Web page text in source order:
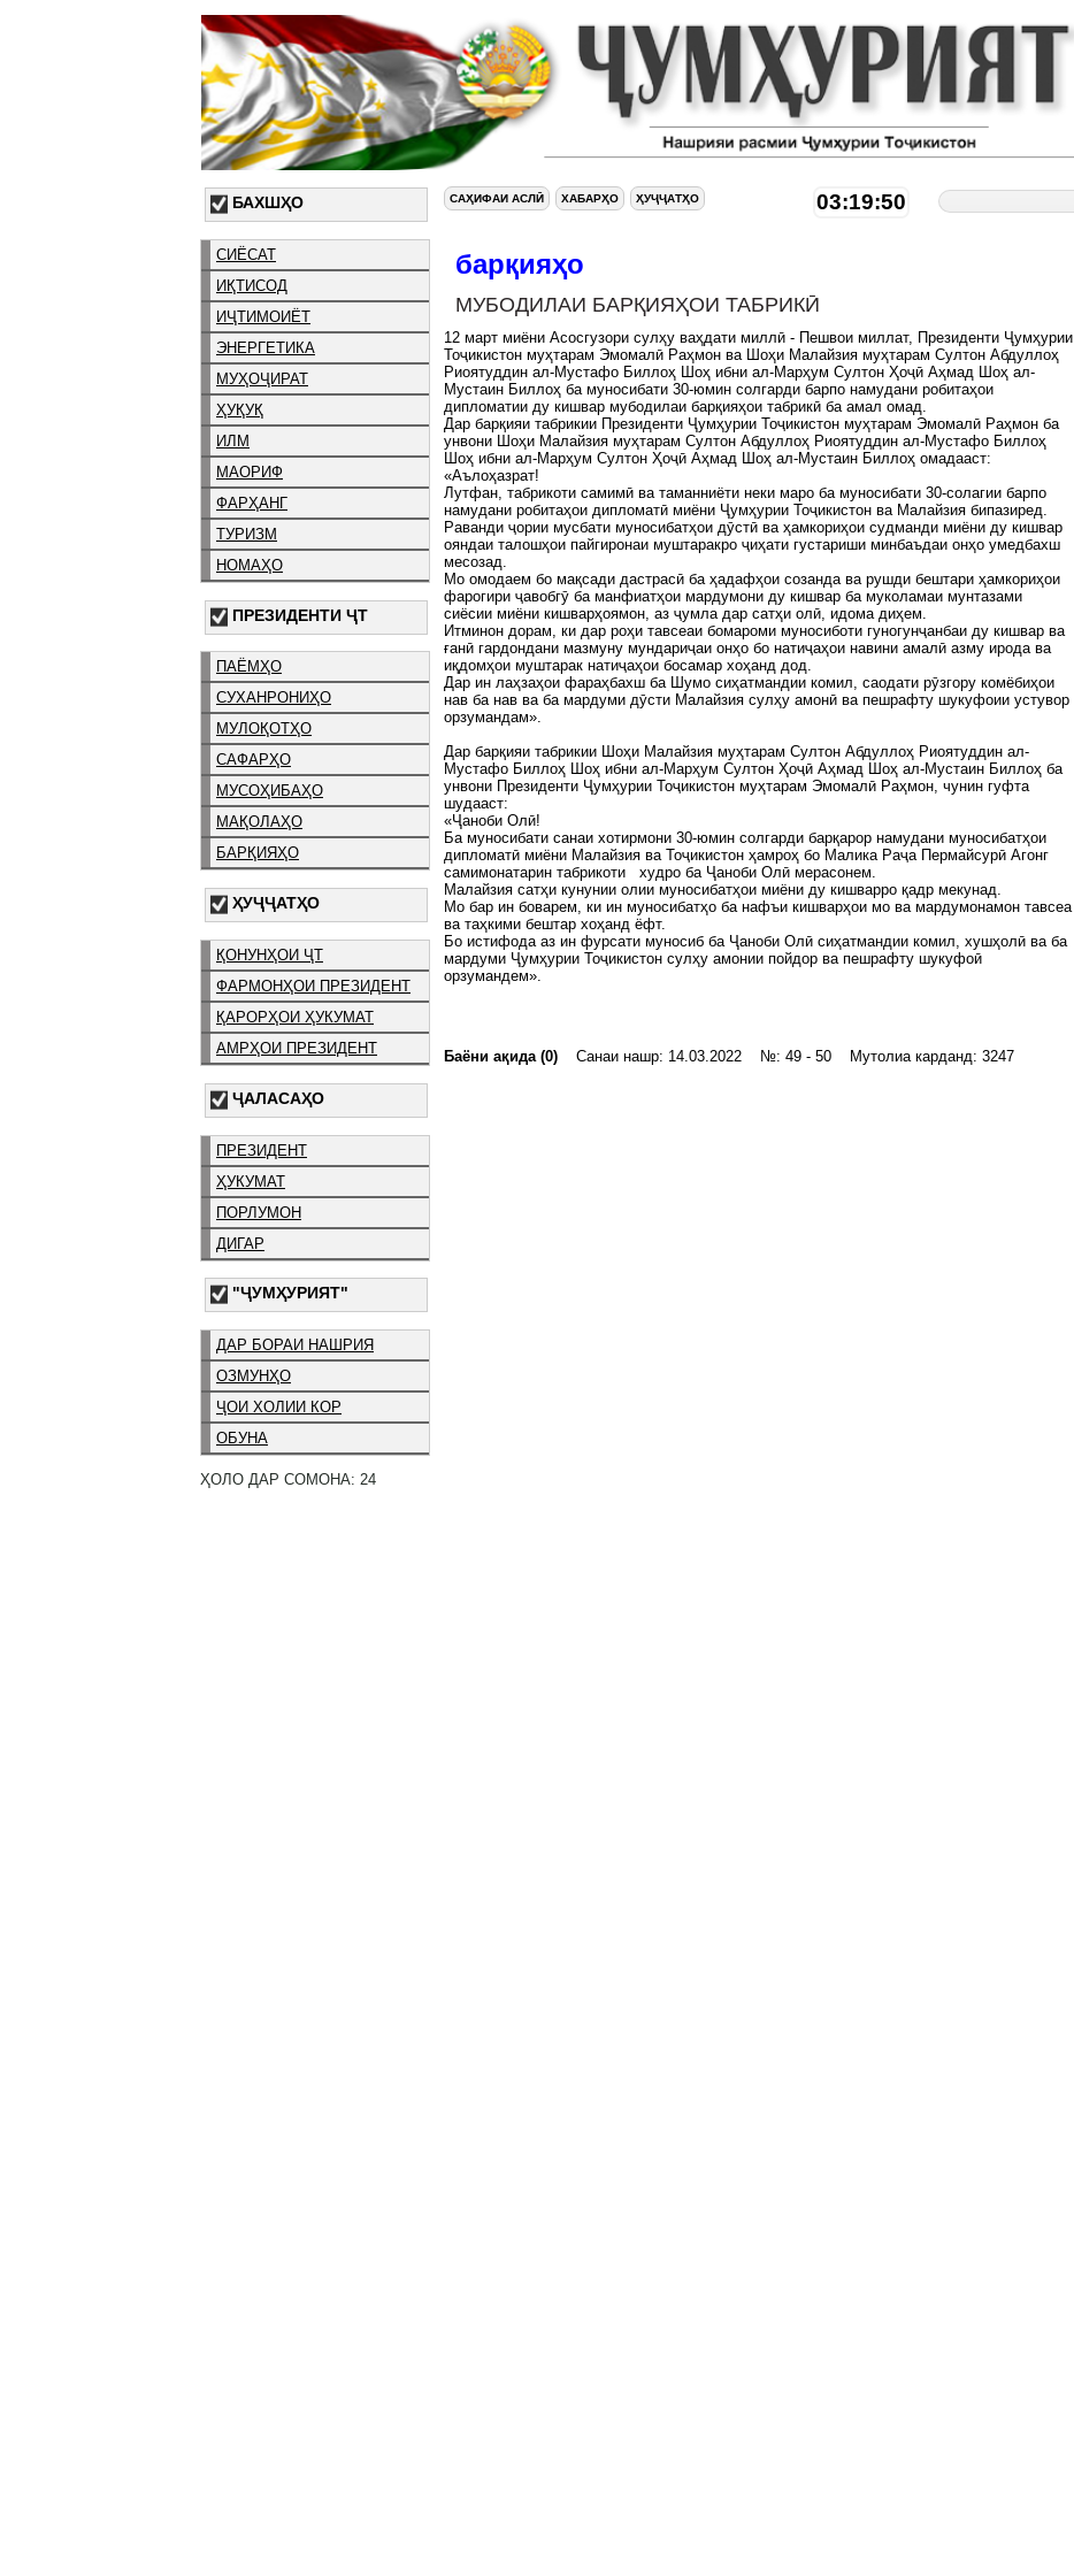
БАХШҲО
СИЁСАТ
ИҚТИСОД
ИҶТИМОИЁТ
ЭНЕРГЕТИКА
МУҲОҶИРАТ
ҲУҚУҚ
ИЛМ
МАОРИФ
ФАРҲАНГ
ТУРИЗМ
НОМАҲО
ПРЕЗИДЕНТИ ҶТ
ПАЁМҲО
СУХАНРОНИҲО
МУЛОҚОТҲО
САФАРҲО
МУСОҲИБАҲО
МАҚОЛАҲО
БАРҚИЯҲО
ҲУҶҶАТҲО
ҚОНУНҲОИ ҶТ
ФАРМОНҲОИ ПРЕЗИДЕНТ
ҚАРОРҲОИ ҲУКУМАТ
АМРҲОИ ПРЕЗИДЕНТ
ҶАЛАСАҲО
ПРЕЗИДЕНТ
ҲУКУМАТ
ПОРЛУМОН
ДИГАР
"ҶУМҲУРИЯТ"
ДАР БОРАИ НАШРИЯ
ОЗМУНҲО
ҶОИ ХОЛИИ КОР
ОБУНА
ҲОЛО ДАР СОМОНА: 24
САҲИФАИ АСЛӢ ХАБАРҲО ҲУҶҶАТҲО 03:19:51
барқияҳо
МУБОДИЛАИ БАРҚИЯҲОИ ТАБРИКӢ
12 март миёни Асосгузори сулҳу ваҳдати миллӣ - Пешвои миллат, Президенти Ҷумҳурии
Тоҷикистон муҳтарам Эмомалӣ Раҳмон ва Шоҳи Малайзия муҳтарам Султон Абдуллоҳ
Риоятуддин ал-Мустафо Биллоҳ Шоҳ ибни ал-Марҳум Султон Ҳоҷӣ Аҳмад Шоҳ ал-
Мустаин Биллоҳ ба муносибати 30-юмин солгарди барпо намудани робитаҳои
дипломатии ду кишвар мубодилаи барқияҳои табрикӣ ба амал омад.
Дар барқияи табрикии Президенти Ҷумҳурии Тоҷикистон муҳтарам Эмомалӣ Раҳмон ба
унвони Шоҳи Малайзия муҳтарам Султон Абдуллоҳ Риоятуддин ал-Мустафо Биллоҳ
Шоҳ ибни ал-Марҳум Султон Ҳоҷӣ Аҳмад Шоҳ ал-Мустаин Биллоҳ омадааст:
«Аълоҳазрат!
Лутфан, табрикоти самимӣ ва таманниёти неки маро ба муносибати 30-солагии барпо
намудани робитаҳои дипломатӣ миёни Ҷумҳурии Тоҷикистон ва Малайзия бипазиред.
Раванди ҷории мусбати муносибатҳои дӯстӣ ва ҳамкориҳои судманди миёни ду кишвар
ояндаи талошҳои пайгиронаи муштаракро ҷиҳати густариши минбаъдаи онҳо умедбахш
месозад.
Мо омодаем бо мақсади дастрасӣ ба ҳадафҳои созанда ва рушди бештари ҳамкориҳои
фарогири ҷавобгӯ ба манфиатҳои мардумони ду кишвар ба муколамаи мунтазами
сиёсии миёни кишварҳоямон, аз ҷумла дар сатҳи олӣ, идома диҳем.
Итминон дорам, ки дар роҳи тавсеаи бомароми муносиботи гуногунҷанбаи ду кишвар ва
ғанӣ гардондани мазмуну мундариҷаи онҳо бо натиҷаҳои навини амалӣ азму ирода ва
иқдомҳои муштарак натиҷаҳои босамар хоҳанд дод.
Дар ин лаҳзаҳои фараҳбахш ба Шумо сиҳатмандии комил, саодати рӯзгору комёбиҳои
нав ба нав ва ба мардуми дӯсти Малайзия сулҳу амонӣ ва пешрафту шукуфоии устувор
орзумандам».
Дар барқияи табрикии Шоҳи Малайзия муҳтарам Султон Абдуллоҳ Риоятуддин ал-
Мустафо Биллоҳ Шоҳ ибни ал-Марҳум Султон Ҳоҷӣ Аҳмад Шоҳ ал-Мустаин Биллоҳ ба
унвони Президенти Ҷумҳурии Тоҷикистон муҳтарам Эмомалӣ Раҳмон, чунин гуфта
шудааст:
«Ҷаноби Олӣ!
Ба муносибати санаи хотирмони 30-юмин солгарди барқарор намудани муносибатҳои
дипломатӣ миёни Малайзия ва Тоҷикистон ҳамроҳ бо Малика Раҷа Пермайсурӣ Агонг
самимонатарин табрикоти худро ба Ҷаноби Олӣ мерасонем.
Малайзия сатҳи кунунии олии муносибатҳои миёни ду кишварро қадр мекунад.
Мо бар ин боварем, ки ин муносибатҳо ба нафъи кишварҳои мо ва мардумонамон тавсеа
ва таҳкими бештар хоҳанд ёфт.
Бо истифода аз ин фурсати муносиб ба Ҷаноби Олӣ сиҳатмандии комил, хушҳолӣ ва ба
мардуми Ҷумҳурии Тоҷикистон сулҳу амонии пойдор ва пешрафту шукуфоӣ
орзумандем».
Баёни ақида (0) Санаи нашр: 14.03.2022 №: 49 - 50 Мутолиа карданд: 3247